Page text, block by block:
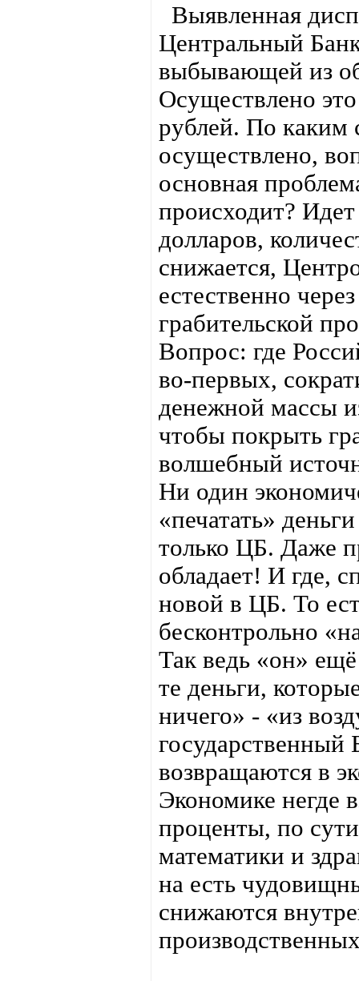
Выявленная
Центральный
выбывающей из
Осуществлено
рублей. По каким
осуществлено,
основная
происходит? Идет
долларов,
снижается,
естественно
грабительской
Вопрос: где
во-первых,
денежной массы
чтобы покрыть
волшебный
Ни один
«печатать»
только ЦБ. Даже
обладает! И где,
новой в ЦБ. То
бесконтрольно
Так ведь «он»
те деньги,
ничего» - «из
возвращаются в
Экономике негде
проценты, по
математики и
на есть
снижаются